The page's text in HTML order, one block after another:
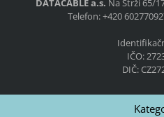
DATACABLE a.s. Na Strži 65/
Telefon: +420
IČO:
DIČ: